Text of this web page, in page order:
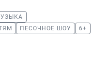
ПЕСОЧНОЕ ШОУ 6+